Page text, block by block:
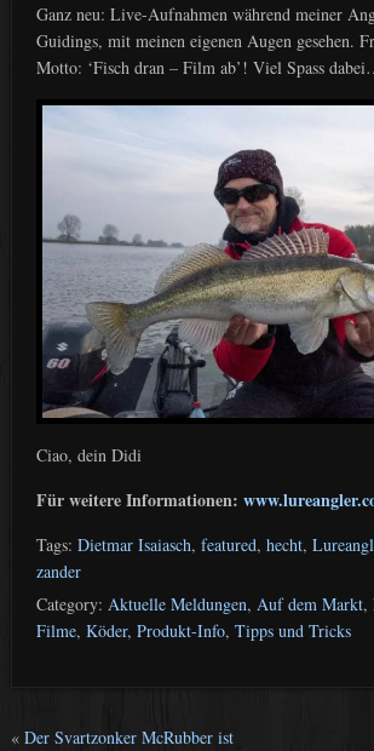
Ganz neu: Live-Aufnahmen während meiner
Guidings, mit meinen eigenen Augen gesehen.
Motto: ‘Fisch dran – Film ab’! Viel Spass
Ciao, dein Didi
Für weitere Informationen:
Tags: Dietmar Isaiasch, featured, hecht,
zander
Category: Aktuelle Meldungen, Auf dem Markt,
Filme, Köder, Produkt-Info, Tipps und Tricks
« Der Svartzonker McRubber ist